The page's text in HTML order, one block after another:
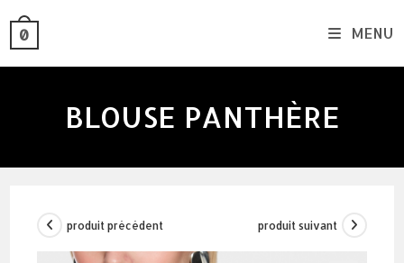
0 MENU
BLOUSE PANTHÈRE
produit précédent produit suivant